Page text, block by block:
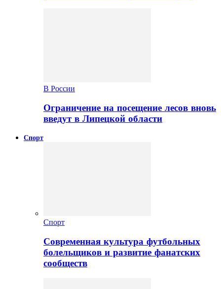
В России
Ограничение на посещение лесов вновь
введут в Липецкой области
Спорт
Спорт
Современная культура футбольных
болельщиков и развитие фанатских
сообществ